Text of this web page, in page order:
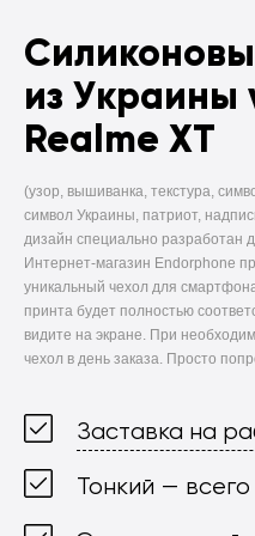
из Украины
Realme XT
(узор, вышиванка, текстура,
символ Украины, патриот,
дизайн специально разработан
Интернет-магазин Endorphone
уникальный чехол для
принта будет полностью
видите на экране. При
чехол в день заказа. Просто
Заставка на
Тонкий — всего